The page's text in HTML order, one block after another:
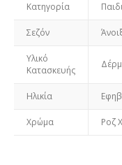
Κατηγορία
Σεζόν
Υλικό
Κατασκευής
Ηλικία
Χρώμα Ροζ